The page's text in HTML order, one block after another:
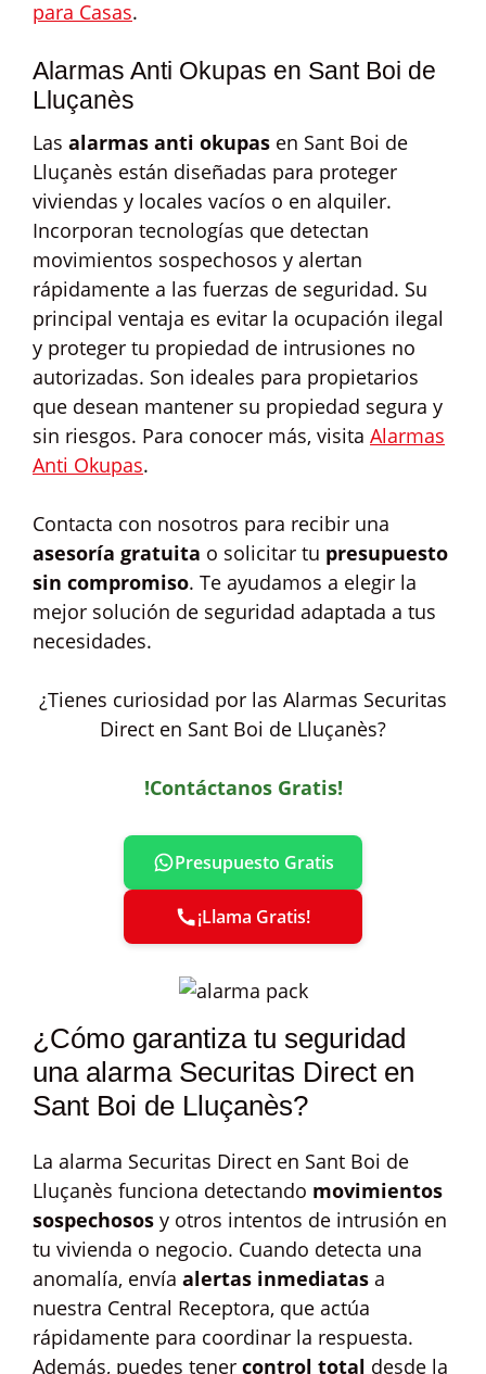
para Casas.
Alarmas Anti Okupas en Sant Boi de
Lluçanès
Las alarmas anti okupas en Sant Boi de
Lluçanès están diseñadas para proteger
viviendas y locales vacíos o en alquiler.
Incorporan tecnologías que detectan
movimientos sospechosos y alertan
rápidamente a las fuerzas de seguridad. Su
principal ventaja es evitar la ocupación ilegal
y proteger tu propiedad de intrusiones no
autorizadas. Son ideales para propietarios
que desean mantener su propiedad segura y
sin riesgos. Para conocer más, visita Alarmas
Anti Okupas.
Contacta con nosotros para recibir una
asesoría gratuita o solicitar tu presupuesto
sin compromiso. Te ayudamos a elegir la
mejor solución de seguridad adaptada a tus
necesidades.
¿Tienes curiosidad por las Alarmas Securitas
Direct en Sant Boi de Lluçanès?
!Contáctanos Gratis!
Presupuesto Gratis
¡Llama Gratis!
¿Cómo garantiza tu seguridad
una alarma Securitas Direct en
Sant Boi de Lluçanès?
La alarma Securitas Direct en Sant Boi de
Lluçanès funciona detectando movimientos
sospechosos y otros intentos de intrusión en
tu vivienda o negocio. Cuando detecta una
anomalía, envía alertas inmediatas a
nuestra Central Receptora, que actúa
rápidamente para coordinar la respuesta.
Además, puedes tener control total desde la